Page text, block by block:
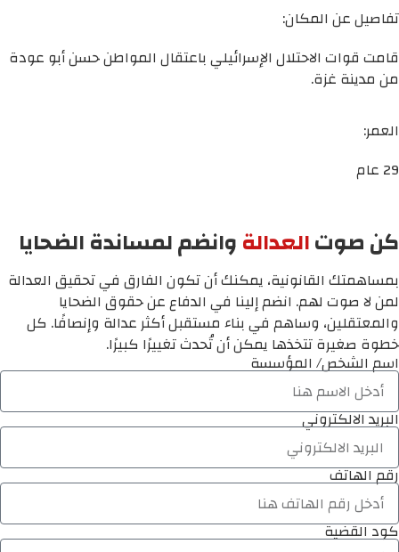
تفاصيل عن المكان:
قامت قوات الاحتلال الإسرائيلي باعتقال المواطن حسن أبو عودة
من مدينة غزة.
العمر:
29 عام
كن صوتالعدالةوانضم لمساندة الضحايا
بمساهمتك القانونية، يمكنك أن تكون الفارق في تحقيق العدالة
لمن لا صوت لهم. انضم إلينا في الدفاع عن حقوق الضحايا
والمعتقلين، وساهم في بناء مستقبل أكثر عدالة وإنصافًا. كل
خطوة صغيرة تتخذها يمكن أن تُحدث تغييرًا كبيرًا.
اسم الشخص/ المؤسسة
البريد الالكتروني
رقم الهاتف
كود القضية